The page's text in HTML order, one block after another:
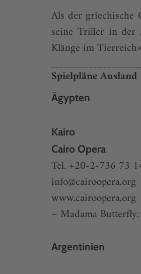
Als der griechische
seine Triller in der
Klänge im
Spielpläne Ausland
Ägypten
Kairo
Cairo Opera
Tel. +20-2-736 73
info@cairoopera.org
www.cairoopera.org
– Madama
Argentinien